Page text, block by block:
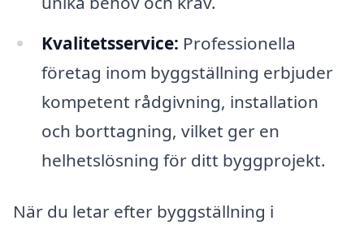
Kvalitetsservice: Professionella
företag inom byggställning erbjuder
kompetent rådgivning, installation
och borttagning, vilket ger en
helhetslösning för ditt byggprojekt.
När du letar efter byggställning i